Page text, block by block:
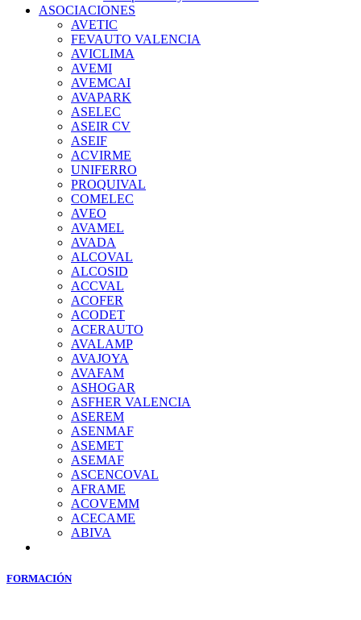
ASOCIACIONES
AVETIC
FEVAUTO VALENCIA
AVICLIMA
AVEMI
AVEMCAI
AVAPARK
ASELEC
ASEIR CV
ASEIF
ACVIRME
UNIFERRO
PROQUIVAL
COMELEC
AVEO
AVAMEL
AVADA
ALCOVAL
ALCOSID
ACCVAL
ACOFER
ACODET
ACERAUTO
AVALAMP
AVAJOYA
AVAFAM
ASHOGAR
ASFHER VALENCIA
ASEREM
ASENMAF
ASEMET
ASEMAF
ASCENCOVAL
AFRAME
ACOVEMM
ACECAME
ABIVA
FORMACIÓN